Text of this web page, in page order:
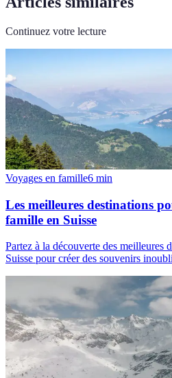
Continuez votre lecture
Voyages en famille6 min
Les meilleures destinations
famille en Suisse
Partez à la découverte des meilleures
Suisse pour créer des souvenirs